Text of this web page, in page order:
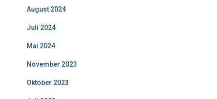
August 2024
Juli 2024
Mai 2024
November 2023
Oktober 2023